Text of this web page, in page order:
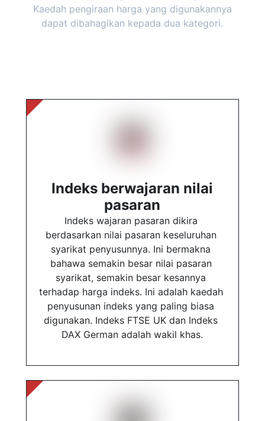
Kaedah pengiraan harga yang digunakannya
dapat dibahagikan kepada dua kategori.
Indeks berwajaran nilai
pasaran
Indeks wajaran pasaran dikira
berdasarkan nilai pasaran keseluruhan
syarikat penyusunnya. Ini bermakna
bahawa semakin besar nilai pasaran
syarikat, semakin besar kesannya
terhadap harga indeks. Ini adalah kaedah
penyusunan indeks yang paling biasa
digunakan. Indeks FTSE UK dan Indeks
DAX German adalah wakil khas.